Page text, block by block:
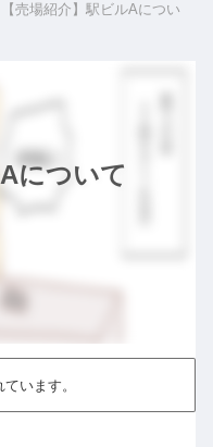
【売場紹介】駅ビルAについ
について
います。